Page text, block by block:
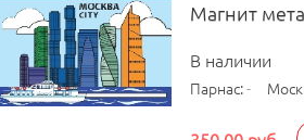
Магнит
В наличии
Парнас:-